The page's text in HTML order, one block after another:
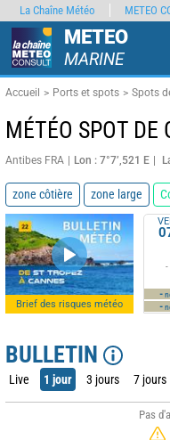
METEO
MARINE
Accueil Ports et spots Spots
MÉTÉO SPOT DE
Antibes FRA Lon : 7°7’,521 E
zone côtière zone large
Brief des risques météo
-
-
-
BULLETIN
Live 1 jour 3 jours 7 jours
Pas
La Chaîne Météo METEO